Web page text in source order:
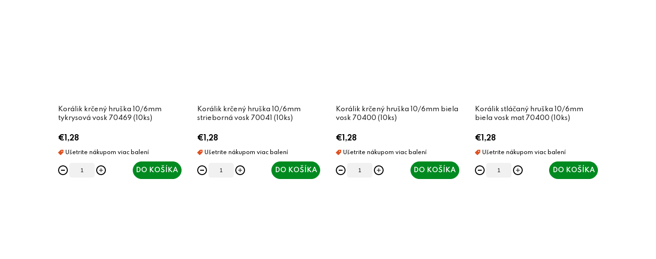
Korálik krčený hruška 10/6mm
tykrysová vosk 70469 (10ks)
€1,28
DO KOŠÍKA
Korálik krčený hruška 10/6mm
strieborná vosk 70041 (10ks)
€1,28
DO KOŠÍKA
Korálik krčený hruška 10/6mm biela
vosk 70400 (10ks)
€1,28
DO KOŠÍKA
Korálik stláčaný hruška 10/6mm
biela vosk mat 70400 (10ks)
€1,28
DO KOŠÍKA